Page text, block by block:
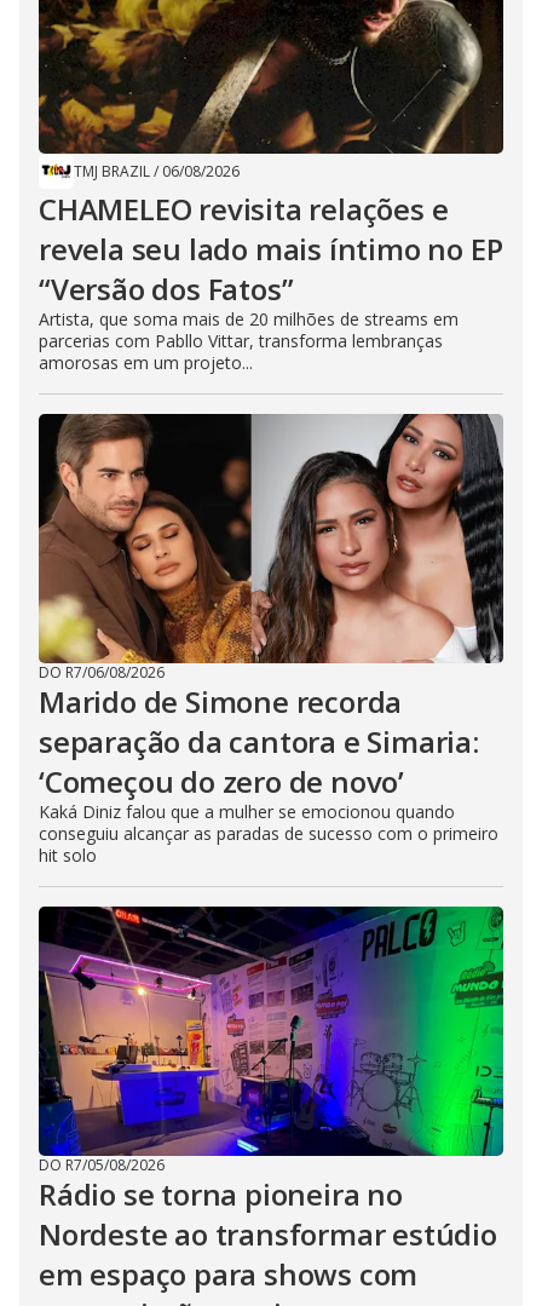
TMJ BRAZIL/ 06/08/2026
CHAMELEO revisita relações e
revela seu lado mais íntimo no EP
“Versão dos Fatos”
Artista, que soma mais de 20 milhões de streams em
parcerias com Pabllo Vittar, transforma lembranças
amorosas em um projeto...
DO R7/06/08/2026
Marido de Simone recorda
separação da cantora e Simaria:
‘Começou do zero de novo’
Kaká Diniz falou que a mulher se emocionou quando
conseguiu alcançar as paradas de sucesso com o primeiro
hit solo
DO R7/05/08/2026
Rádio se torna pioneira no
Nordeste ao transformar estúdio
em espaço para shows com